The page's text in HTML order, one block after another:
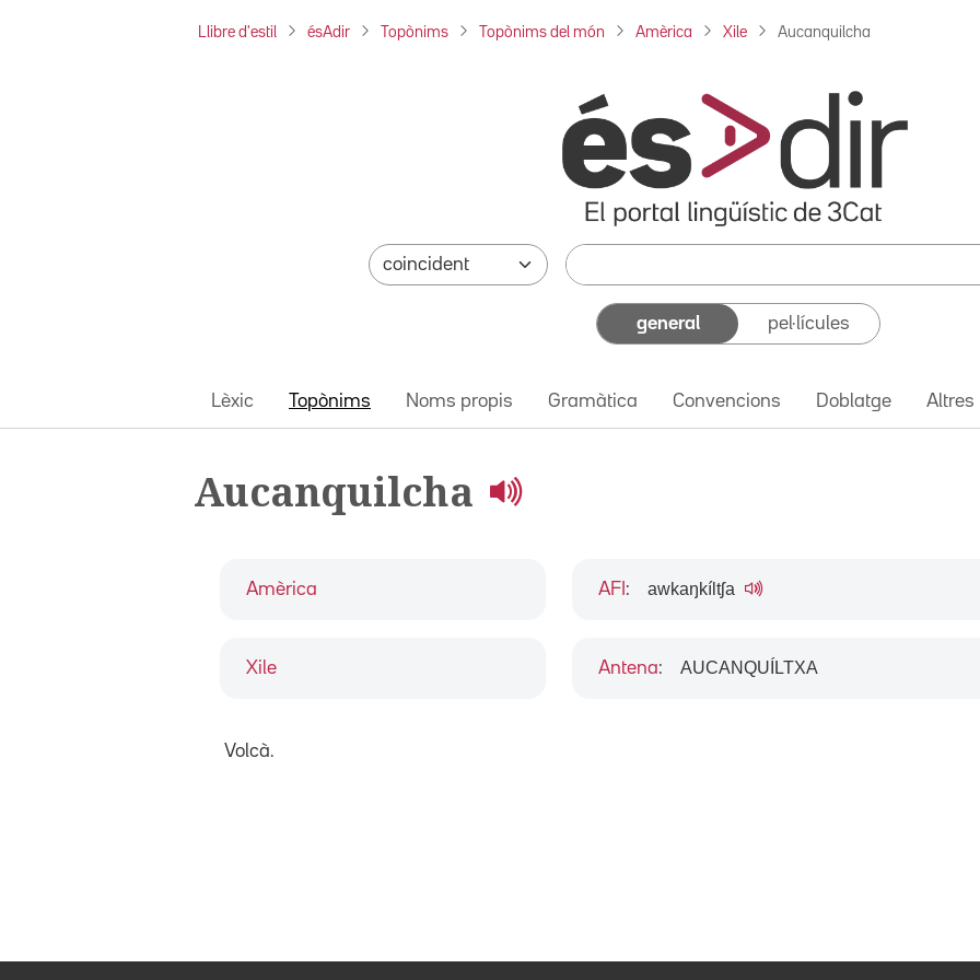
Llibre d'estil ésAdir Topònims Topònims del món Amèrica Xile Aucanquilcha
general pel·lícules
Lèxic Topònims Noms propis Gramàtica Convencions Doblatge Altres
Aucanquilcha
Amèrica
Xile
AFI : awkaŋkíltʃa
Antena: AUCANQUÍLTXA
Volcà.